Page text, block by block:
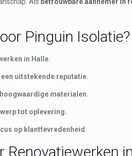
Pinguin Isolatie?
in Halle.
uitstekende reputatie.
materialen.
tot oplevering.
op klanttevredenheid.
Renovatiewerken